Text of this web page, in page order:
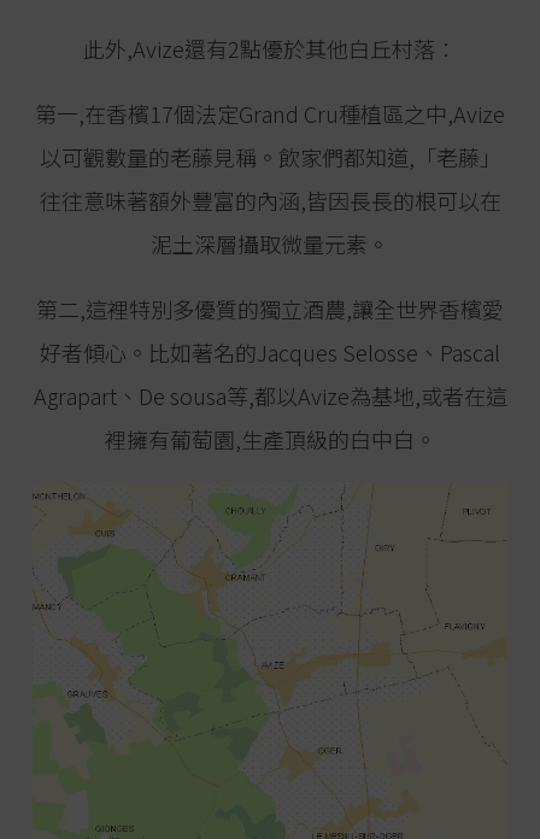
此外,Avize還有2點優於其他白丘村落︰
第一,在香檳17個法定Grand Cru種植區之中,Avize
以可觀數量的老藤見稱。飲家們都知道,「老藤」
往往意味著額外豐富的內涵,皆因長長的根可以在
泥土深層攝取微量元素。
第二,這裡特別多優質的獨立酒農,讓全世界香檳愛
好者傾心。比如著名的Jacques Selosse、Pascal
Agrapart、De sousa等,都以Avize為基地,或者在這
裡擁有葡萄園,生產頂級的白中白。